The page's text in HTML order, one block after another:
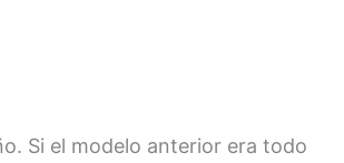
Si el modelo anterior era todo